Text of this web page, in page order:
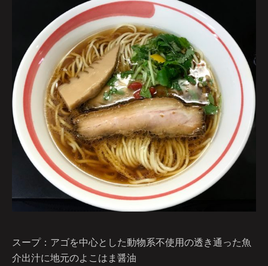
スープ：アゴを中心とした動物系不使用の透き通った魚
介出汁に地元のよこはま醤油